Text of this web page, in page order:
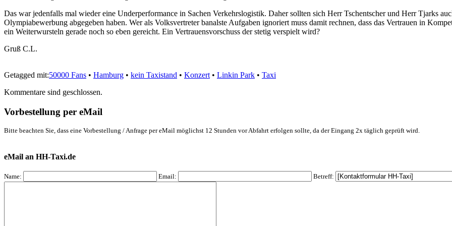
Das war jedenfalls mal wieder eine Underperformance in Sachen Verkehrslogistik. Daher sollten sich Herr Tschentscher und Herr Tjarks
Olympiabewerbung abgegeben haben. Wer als Volksvertreter banalste Aufgaben ignoriert muss damit rechnen, dass das Vertrauen in
ein Weiterwursteln gerade noch so eben gereicht. Ein Vertrauensvorschuss der stetig verspielt wird?
Gruß C.L.
Getagged mit:50000 Fans • Hamburg • kein Taxistand • Konzert • Linkin Park • Taxi
Kommentare sind geschlossen.
Vorbestellung per eMail
Bitte beachten Sie, dass eine Vorbestellung / Anfrage per eMail möglichst 12 Stunden vor Abfahrt erfolgen sollte, da der Eingang 2x täglich geprüft wird.
eMail an HH-Taxi.de
Name: Email: Betreff: